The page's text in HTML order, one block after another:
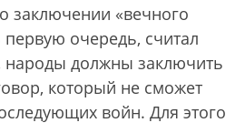
заключении «вечного
очередь, считал
народы должны заключить
который не сможет
войн. Для этого